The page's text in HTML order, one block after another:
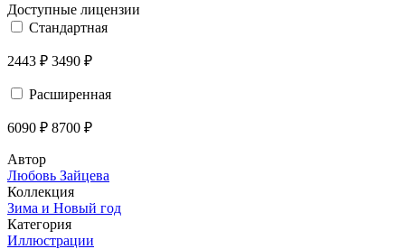
Доступные лицензии
Стандартная
2443 ₽ 3490 ₽
Расширенная
6090 ₽ 8700 ₽
Автор
Любовь Зайцева
Коллекция
Зима и Новый год
Категория
Иллюстрации